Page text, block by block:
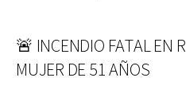
🚨 INCENDIO FATAL EN
MUJER DE 51 AÑOS